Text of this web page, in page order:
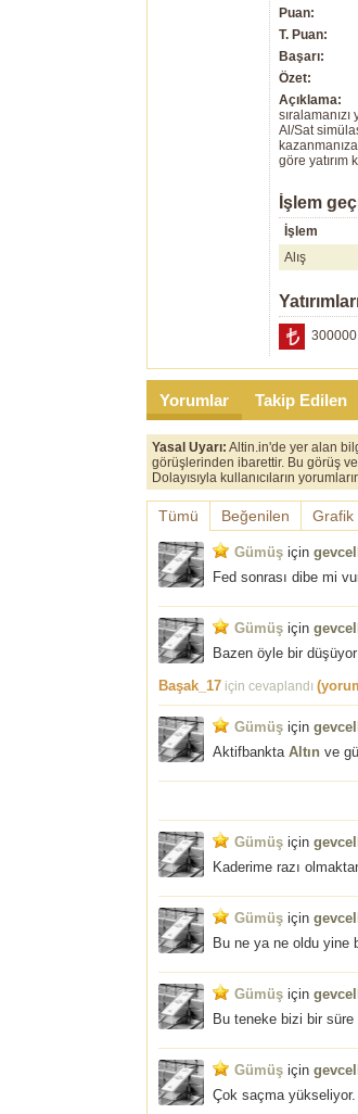
Puan:
T. Puan:
Başarı:
Özet:
Açıklama:
Al/Sat
göre yatırım
İşlem
İşlem
Alış
300000
Yorumlar Takip Edilen
Yasal Uyarı: Altin.in'de yer alan
görüşlerinden ibarettir. Bu görüş
Dolayısıyla kullanıcıların
Tümü Beğenilen Grafik
Gümüş için
Fed sonrası dibe mi
Gümüş için
Bazen öyle bir
Başak_17 için cevaplandı
Gümüş için
Aktifbankta Altın ve
Gümüş için
Kaderime razı
Gümüş için
Bu ne ya ne oldu yine
Gümüş için
Bu teneke bizi bir
Gümüş için
Çok saçma